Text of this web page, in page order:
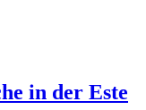
in der Este